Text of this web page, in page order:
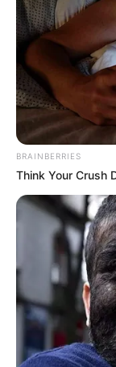
BRAINBERRIES
Think Your Crush